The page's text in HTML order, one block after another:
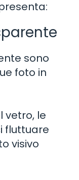
sono
foto in
vetro, le
fluttuare
visivo